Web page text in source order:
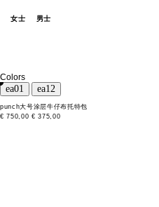
女士 男士
Colors
punch大号涂层牛仔布托特包
€ 750,00 € 375,00